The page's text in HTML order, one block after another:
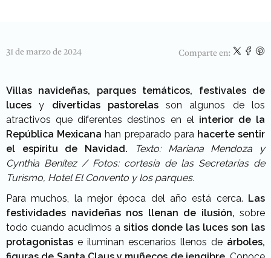
31 de marzo de 2024 Comparte en:
Villas navideñas, parques temáticos, festivales de
luces y divertidas pastorelasson algunos de los
atractivos que diferentes destinos en el interior de la
República Mexicana han preparado para hacerte sentir
el espíritu de Navidad.
Texto: Mariana Mendoza y
Cynthia Benítez / Fotos: cortesía de las Secretarías de
Turismo, Hotel El Convento y los parques.
Para muchos, la mejor época del año está cerca. Las
festividades navideñas nos llenan de ilusión, sobre
todo cuando acudimos a sitios donde las luces son las
protagonistas e iluminan escenarios llenos de árboles,